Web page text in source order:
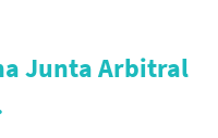
Junta Arbitral